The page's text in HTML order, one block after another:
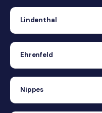
Lindenthal
Ehrenfeld
Nippes